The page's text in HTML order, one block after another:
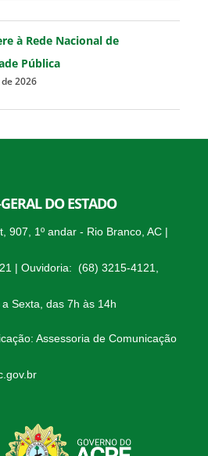
à Rede Nacional de
Pública
2026
DO ESTADO
907, 1º andar - Rio Branco, AC |
| Ouvidoria: (68) 3215-4121,
Sexta, das 7h às 14h
Assessoria de Comunicação